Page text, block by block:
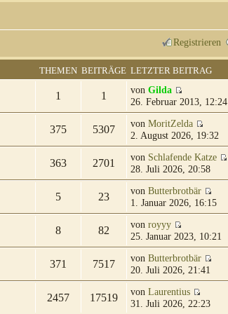
Registrieren
THEMEN BEITRÄGE LETZTER BEITRAG
1 1 von Gilda
26. Februar 2013, 12:24
375 5307 von MoritZelda
2. August 2026, 19:32
363 2701 von Schlafende Katze
28. Juli 2026, 20:58
5 23 von Butterbrotbär
1. Januar 2026, 16:15
8 82 von royyy
25. Januar 2023, 10:21
371 7517 von Butterbrotbär
20. Juli 2026, 21:41
2457 17519 von Laurentius
31. Juli 2026, 22:23